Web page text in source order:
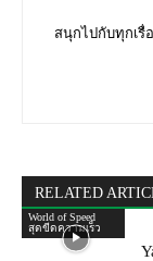
สนุกไปกับทุกเ
RELATED
World of Speed
สุดขีดความเร็ว